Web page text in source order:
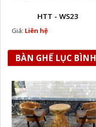
HTT - WS23
Giá: Liên hệ
BÀN GHẾ LỤC BÌNH